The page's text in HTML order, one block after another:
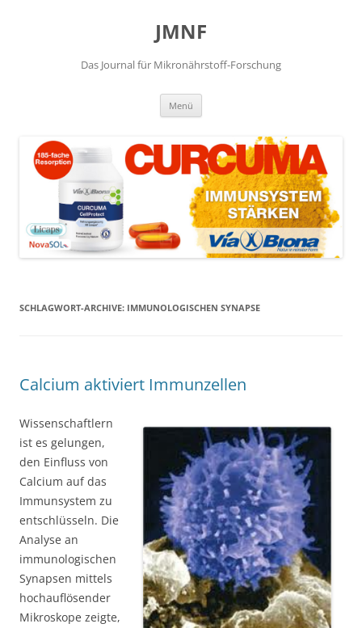
JMNF
Das Journal für Mikronährstoff-Forschung
Menü
SCHLAGWORT-ARCHIVE: IMMUNOLOGISCHEN SYNAPSE
Calcium aktiviert Immunzellen
Wissenschaftlern
ist es gelungen,
den Einfluss von
Calcium auf das
Immunsystem zu
entschlüsseln. Die
Analyse an
immunologischen
Synapsen mittels
hochauflösender
Mikroskope zeigte,